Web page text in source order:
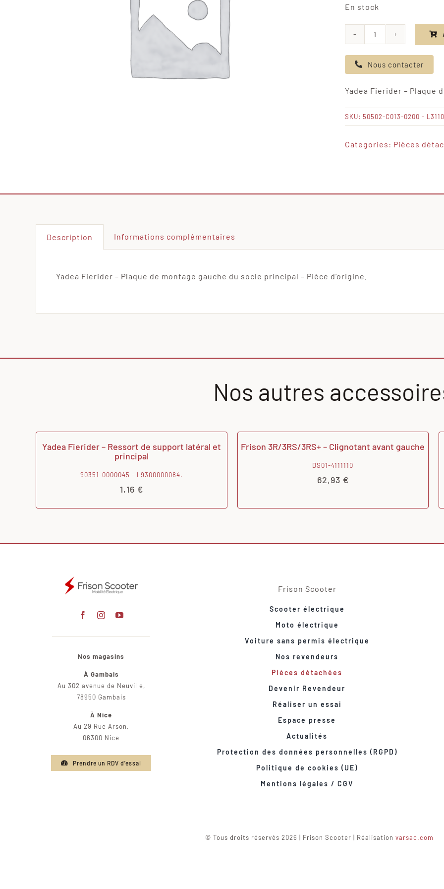
En stock
quantité
de
Yadea
-
Plaque
de
principal
Nous contacter
Yadea Fierider – Plaque
SKU: 50502-C013-0200 -
Categories: Pièces
Description Informations complémentaires
Yadea Fierider – Plaque de montage gauche du socle principal – Pièce d’origine.
Nos autres
Yadea Fierider – Ressort de support latéral et
principal
90351-0000045 - L9300000084.
1,16 €
Frison 3R/3RS/3RS+ – Clignotant avant gauche
DS01-4111110
62,93 €
Nos magasins
À Gambais
Au 302 avenue de Neuville,
78950 Gambais
À Nice
Au 29 Rue Arson,
06300 Nice
Prendre un RDV d'essai
Frison Scooter
Scooter électrique
Moto électrique
Voiture sans permis électrique
Nos revendeurs
Pièces détachées
Devenir Revendeur
Réaliser un essai
Espace presse
Actualités
Protection des données personnelles (RGPD)
Politique de cookies (UE)
Mentions légales / CGV
© Tous droits réservés 2026 | Frison Scooter | Réalisation varsac.com